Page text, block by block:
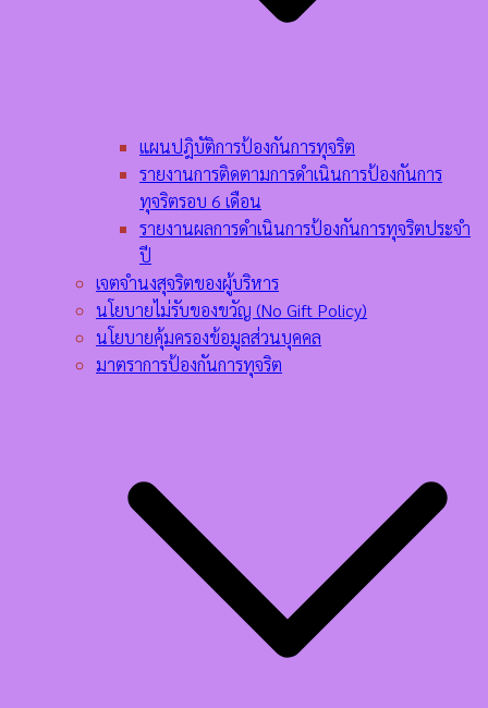
แผนปฎิบัติการป้องกันการทุจริต
รายงานการติดตามการดำเนินการป้องกันการ
ทุจริตรอบ 6 เดือน
รายงานผลการดำเนินการป้องกันการทุจริตประจำ
ปี
เจตจำนงสุจริตของผู้บริหาร
นโยบายไม่รับของขวัญ (No Gift Policy)
นโยบายคุ้มครองข้อมูลส่วนบุคคล
มาตราการป้องกันการทุจริต